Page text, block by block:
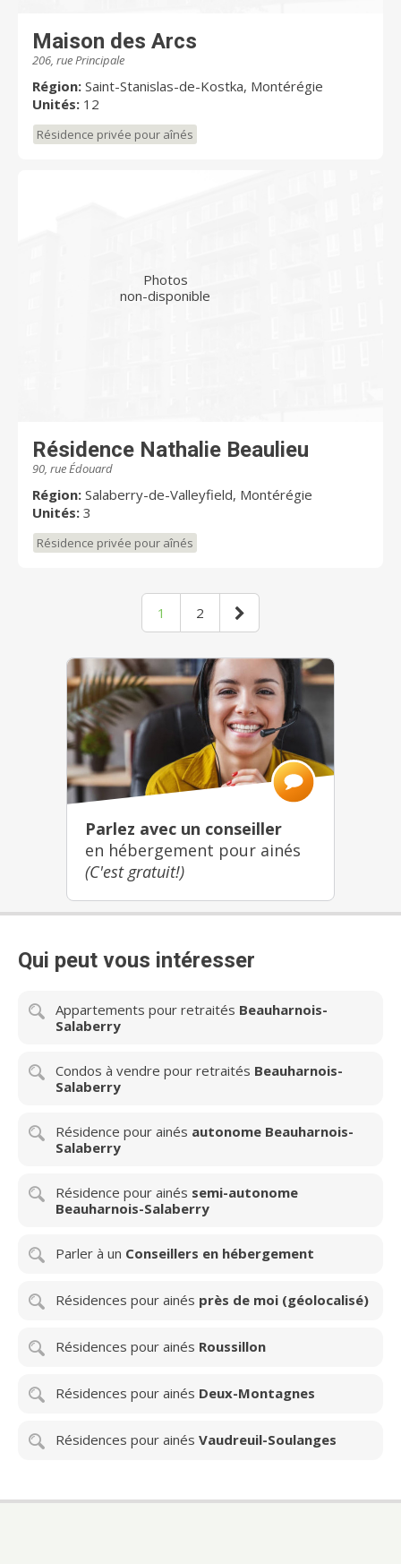
Maison des Arcs
206, rue Principale
Région: Saint-Stanislas-de-Kostka, Montérégie
Unités: 12
Résidence privée pour aînés
Photos
non-disponible
Résidence Nathalie Beaulieu
90, rue Édouard
Région: Salaberry-de-Valleyfield, Montérégie
Unités: 3
Résidence privée pour aînés
1 2
Parlez avec un conseiller
en hébergement pour ainés
(C'est gratuit!)
Qui peut vous intéresser
Appartements pour retraités Beauharnois-
Salaberry
Condos à vendre pour retraités Beauharnois-
Salaberry
Résidence pour ainés autonome Beauharnois-
Salaberry
Résidence pour ainés semi-autonome
Beauharnois-Salaberry
Parler à un Conseillers en hébergement
Résidences pour ainés près de moi (géolocalisé)
Résidences pour ainés Roussillon
Résidences pour ainés Deux-Montagnes
Résidences pour ainés Vaudreuil-Soulanges